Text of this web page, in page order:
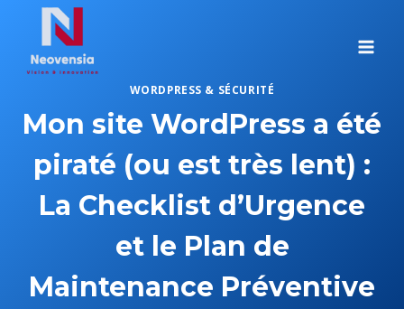
contenu
WORDPRESS & SÉCURITÉ
Mon site WordPress a été
piraté (ou est très lent) :
La Checklist d’Urgence
et le Plan de
Maintenance Préventive